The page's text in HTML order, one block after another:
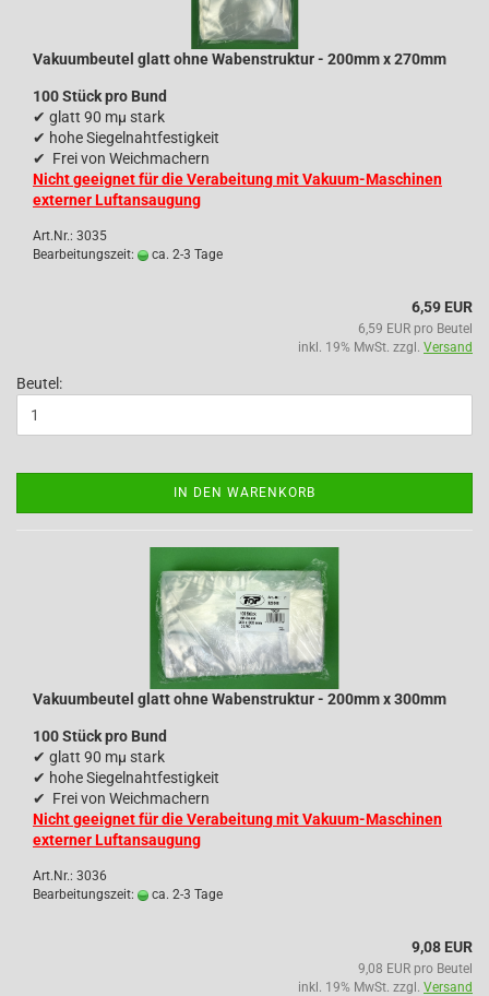
Vakuumbeutel glatt ohne Wabenstruktur - 200mm x 270mm
100 Stück pro Bund
✔ glatt 90 mµ stark
✔ hohe Siegelnahtfestigkeit
✔ Frei von Weichmachern
Nicht geeignet für die Verabeitung mit Vakuum-Maschinen
externer Luftansaugung
Art.Nr.: 3035
Bearbeitungszeit:
ca. 2-3 Tage
6,59 EUR
6,59 EUR pro Beutel
inkl. 19% MwSt. zzgl. Versand
Beutel:
IN DEN WARENKORB
Vakuumbeutel glatt ohne Wabenstruktur - 200mm x 300mm
100 Stück pro Bund
✔ glatt 90 mµ stark
✔ hohe Siegelnahtfestigkeit
✔ Frei von Weichmachern
Nicht geeignet für die Verabeitung mit Vakuum-Maschinen
externer Luftansaugung
Art.Nr.: 3036
Bearbeitungszeit:
ca. 2-3 Tage
9,08 EUR
9,08 EUR pro Beutel
inkl. 19% MwSt. zzgl. Versand